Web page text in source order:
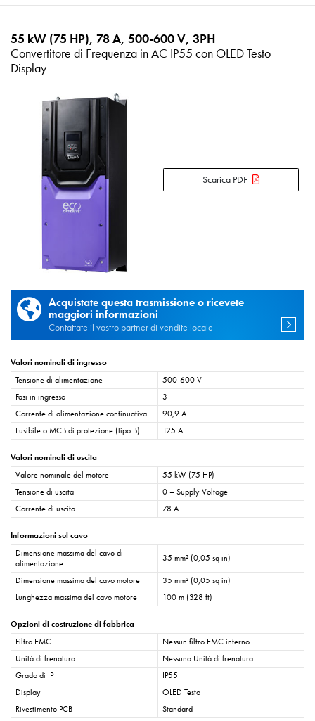
55 kW (75 HP), 78 A, 500-600 V, 3PH
Convertitore di Frequenza in AC IP55 con OLED Testo
Display
Scarica PDF
Acquistate questa trasmissione o ricevete
maggiori informazioni
Contattate il vostro partner di vendite locale
Valori nominali di ingresso
Tensione di alimentazione
500-600 V
Fasi in ingresso
3
Corrente di alimentazione continuativa
90,9 A
Fusibile o MCB di protezione (tipo B)
125 A
Valori nominali di uscita
Valore nominale del motore
55 kW (75 HP)
Tensione di uscita
0 – Supply Voltage
Corrente di uscita
78 A
Informazioni sul cavo
Dimensione massima del cavo di
alimentazione
35 mm² (0,05 sq in)
Dimensione massima del cavo motore
35 mm² (0,05 sq in)
Lunghezza massima del cavo motore
100 m (328 ft)
Opzioni di costruzione di fabbrica
Filtro EMC
Nessun filtro EMC interno
Unità di frenatura
Nessuna Unità di frenatura
Grado di IP
IP55
Display
OLED Testo
Rivestimento PCB
Standard